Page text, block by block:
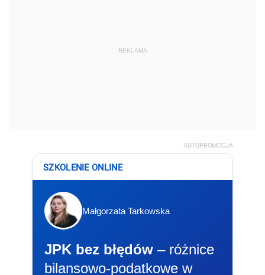
REKLAMA
AUTOPROMOCJA
SZKOLENIE ONLINE
Małgorzata Tarkowska
JPK bez błędów – różnice
bilansowo-podatkowe w